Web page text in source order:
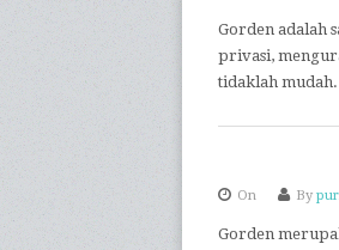
Gorden adalah
privasi,
tidaklah
On By
Gorden